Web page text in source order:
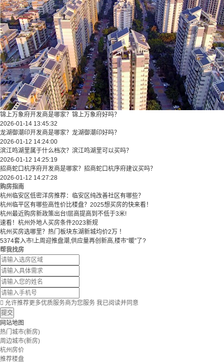
锦上万象府开发商是哪家？锦上万象府好吗？
2026-01-14 13:45:32
龙湖御潮印开发商是哪家？龙湖御潮印好吗？
2026-01-12 14:24:00
滨江鸣湖里属于什么档次？滨江鸣湖里可以买吗？
2026-01-12 14:25:19
招商蛇口杭序府开发商是哪家？招商蛇口杭序府建议买吗？
2026-01-12 14:27:28
购房指南
杭州临安区低密洋房推荐：临安区纯改善社区有哪些？
​​杭州临平区有哪些高性价比楼盘？2025想买房的快来看！​
杭州最近购房新政策出台!层高提高到不低于3米!
速看！杭州外地人买房条件2023新规
杭州买房选哪里？热门板块东湖新城均价2万 ！
5374套入市!上周迎推盘潮,供应量再创新高,楼市“暖”了?
帮我找房
 允许推荐更多优质服务商为您服务 我已阅读并同意
提交
网站地图
热门城市(新房)
周边城市(新房)
杭州房价
推荐楼盘